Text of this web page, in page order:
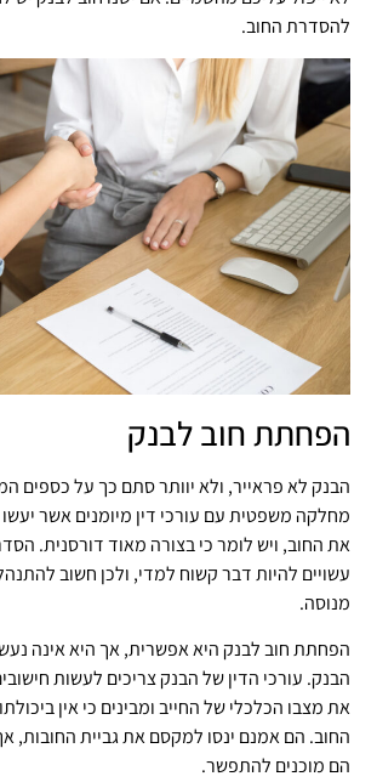
להסדרת החוב.
הפחתת חוב לבנק
הבנק לא פראייר, ולא יוותר סתם כך על כספים
מחלקה משפטית עם עורכי דין מיומנים אשר
את החוב, ויש לומר כי בצורה מאוד דורסנית.
עשויים להיות דבר קשוח למדי, ולכן חשוב
מנוסה.
הפחתת חוב לבנק היא אפשרית, אך היא אינה
הבנק. עורכי הדין של הבנק צריכים לעשות
את מצבו הכלכלי של החייב ומבינים כי אין
החוב. הם אמנם ינסו למקסם את גביית החובות,
הם מוכנים להתפשר.